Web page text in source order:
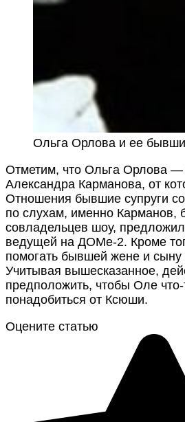
Ольга Орлова и ее
Отметим, что Ольга Орлова —
Александра Карманова, от
Отношения бывшие супруги
по слухам, именно Карманов,
совладельцев шоу,
ведущей на ДОМе-2. Кроме
помогать бывшей жене и сыну
Учитывая вышесказанное,
предположить, чтобы Оле
понадобиться от Ксюши.
Оцените статью